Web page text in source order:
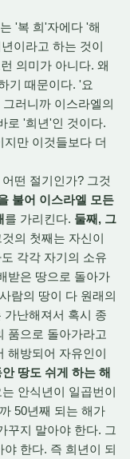
'복 희'자에다 '해
이라고 하는 것이
의미가 아니다. 왜
기 때문이다. '요
러니까 이스라엘의
로 '희년'인 것이다.
만 이것들보다 더
떤 절기인가? 그것
불어 이스라엘 모든
를 가리킨다. 둘째, 그
의 첫째는 자신이
각각 자기의 소유
받은 땅으로 돌아가
람의 땅이 다 원래의
가난해져서 혹시 종
품으로 돌아가라고
해방되어 자유인이
땅도 쉬게 하는 해
안식년이 일곱번이
50년째 되는 해가
꾸지 말아야 한다. 그
한다. 즉 희년이 되